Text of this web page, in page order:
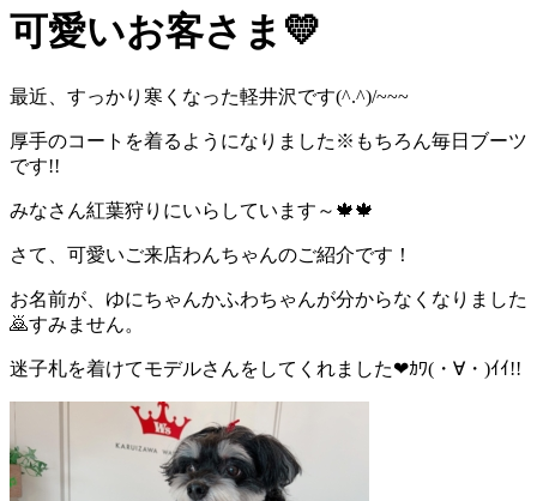
可愛いお客さま💛
最近、すっかり寒くなった軽井沢です(^.^)/~~~
厚手のコートを着るようになりました※もちろん毎日ブーツ
です!!
みなさん紅葉狩りにいらしています～🍁🍁
さて、可愛いご来店わんちゃんのご紹介です！
お名前が、ゆにちゃんかふわちゃんが分からなくなりました
🙇すみません。
迷子札を着けてモデルさんをしてくれました❤ｶﾜ(・∀・)ｲｲ!!